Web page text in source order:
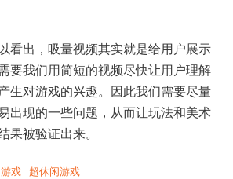
看出，吸量视频其实就是给用户展示
要我们用简短的视频尽快让用户理解
生对游戏的兴趣。因此我们需要尽量
出现的一些问题，从而让玩法和美术
果被验证出来。
戏 超休闲游戏